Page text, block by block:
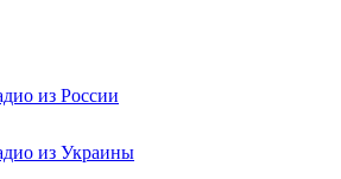
из России
из Украины